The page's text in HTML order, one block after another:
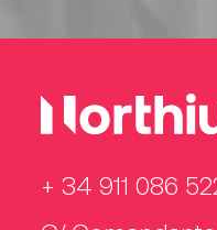
+ 34 911 086